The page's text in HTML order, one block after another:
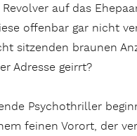
auf das
offenbar gar nicht
sitzenden braunen
Adresse geirrt?
Psychothriller
feinen Vorort, der